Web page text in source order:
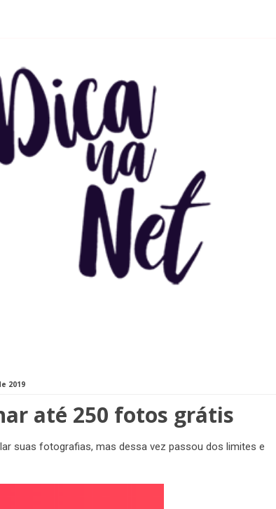
2019
até 250 fotos grátis
suas fotografias, mas dessa vez passou dos limites e